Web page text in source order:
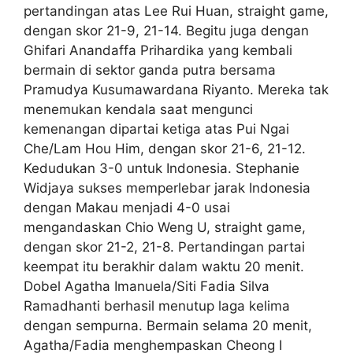
pertandingan atas Lee Rui Huan, straight game,
dengan skor 21-9, 21-14. Begitu juga dengan
Ghifari Anandaffa Prihardika yang kembali
bermain di sektor ganda putra bersama
Pramudya Kusumawardana Riyanto. Mereka tak
menemukan kendala saat mengunci
kemenangan dipartai ketiga atas Pui Ngai
Che/Lam Hou Him, dengan skor 21-6, 21-12.
Kedudukan 3-0 untuk Indonesia. Stephanie
Widjaya sukses memperlebar jarak Indonesia
dengan Makau menjadi 4-0 usai
mengandaskan Chio Weng U, straight game,
dengan skor 21-2, 21-8. Pertandingan partai
keempat itu berakhir dalam waktu 20 menit.
Dobel Agatha Imanuela/Siti Fadia Silva
Ramadhanti berhasil menutup laga kelima
dengan sempurna. Bermain selama 20 menit,
Agatha/Fadia menghempaskan Cheong I